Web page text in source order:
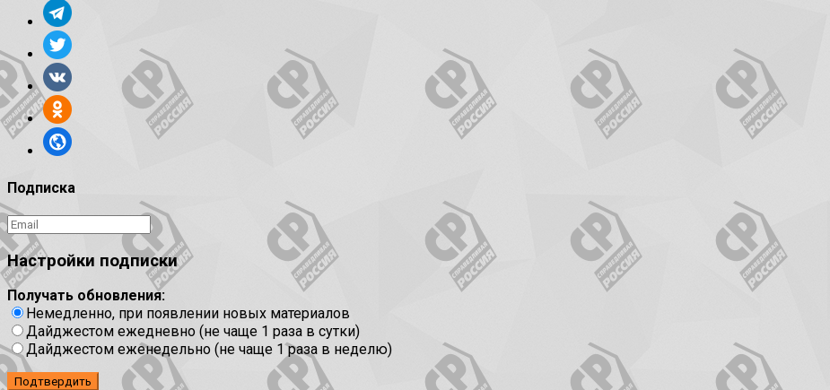
Подписка
Настройки подписки
Получать обновления:
Немедленно, при появлении новых материалов
Дайджестом ежедневно (не чаще 1 раза в сутки)
Дайджестом еженедельно (не чаще 1 раза в неделю)
Подтвердить